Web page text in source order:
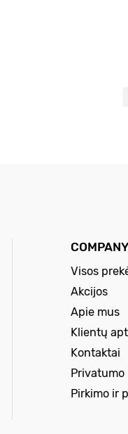
Visos
Akcijos
Apie mus
Klientų
Kontaktai
Privatumo
Pirkimo ir